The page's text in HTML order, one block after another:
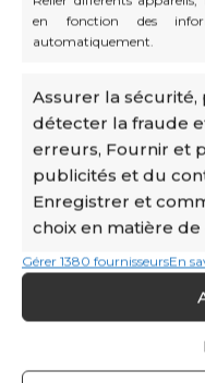
en fonction des
automatiquement.
Assurer la sécurité,
détecter la fraude
erreurs, Fournir et
publicités et du
Enregistrer et
choix en matière
Gérer 1380 fournisseursEn